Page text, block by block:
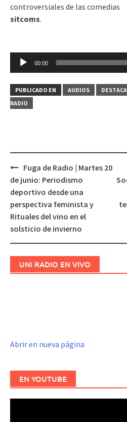
controversiales de las comedias
sitcoms.
de
audio
00:00
PUBLICADO EN AUDIOS
RADIO
Navegación
de
entradas
Fuga de Radio | Martes 20
de junio: Periodismo
deportivo desde una
perspectiva feminista y
Rituales del vino en el
solsticio de invierno
UNI RADIO EN VIVO
Abrir en nueva página
EN YOUTUBE